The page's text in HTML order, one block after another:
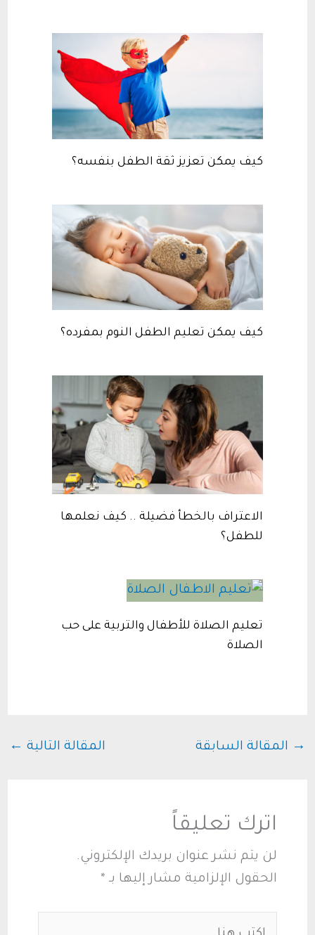
كيف يمكن تعزيز ثقة الطفل بنفسه؟
كيف يمكن تعليم الطفل النوم بمفرده؟
الاعتراف بالخطأ فضيلة .. كيف نعلمها
للطفل؟
تعليم الصلاة للأطفال والتربية على حب
الصلاة
→ المقالة السابقة المقالة التالية ←
اترك تعليقاً
لن يتم نشر عنوان بريدك الإلكتروني.
الحقول الإلزامية مشار إليها بـ *